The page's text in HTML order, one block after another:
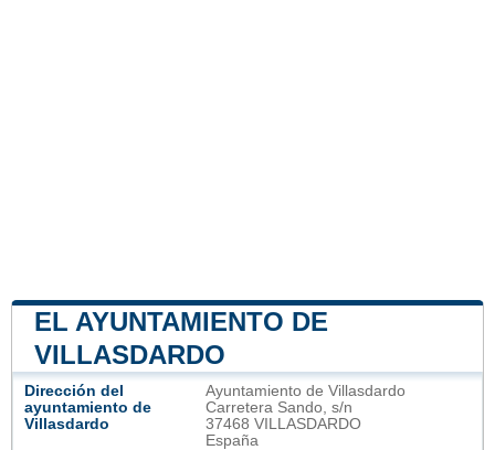
EL AYUNTAMIENTO DE
VILLASDARDO
Dirección del
ayuntamiento de
Villasdardo
Ayuntamiento de Villasdardo
Carretera Sando, s/n
37468 VILLASDARDO
España